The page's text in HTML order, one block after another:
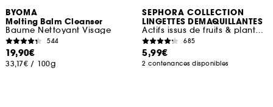
BYOMA
Melting Balm Cleanser
Baume Nettoyant Visage
544
19,90€
33,17€ / 100g
SEPHORA COLLECTION
LINGETTES DEMAQUILLANTES
Actifs issus de fruits & plantes + Lotion micellaire
685
5,99€
2 contenances disponibles